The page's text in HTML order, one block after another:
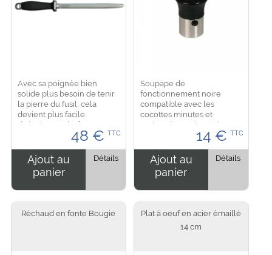
Avec sa poignée bien
solide plus besoin de tenir
la pierre du fusil, cela
devient plus facile
d'aiguiser et d'affuter vos
couteaux ou tous types de
lames. La lame du fusil est
ovale en chrome dur....
48 € TTC
Ajout au
panier
Détails
Soupape de
fonctionnement noire
compatible avec les
cocottes minutes et
Authentique. Dimension :
3.5 cm de longueur pour un
14 € TTC
Ajout au
panier
Détails
Réchaud en fonte Bougie
Plat à oeuf en acier émaillé
14 cm